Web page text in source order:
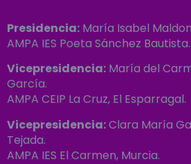
Presidencia: María Isabel
AMPA IES Poeta Sánchez Bautista.
Vicepresidencia: María del
García.
AMPA CEIP La Cruz, El Esparragal.
Vicepresidencia:Clara María
Tejada.
AMPA IES El Carmen, Murcia.